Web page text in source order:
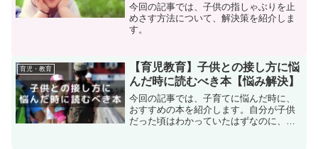
今回の記事では、子供の指しゃぶりを止
めさす方法について、解決策を紹介しま
す。
育児・教育
【育児教育】子供との接し方に悩
んだ時に読むべき本【悩み解決】
今回の記事では、子育てに悩んだ時に、
おすすめの本を紹介します。自分が子供
だった頃はわかっていたはずなのに、い